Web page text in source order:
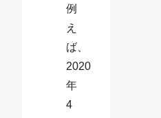
例
え
ば、
2020
年
4